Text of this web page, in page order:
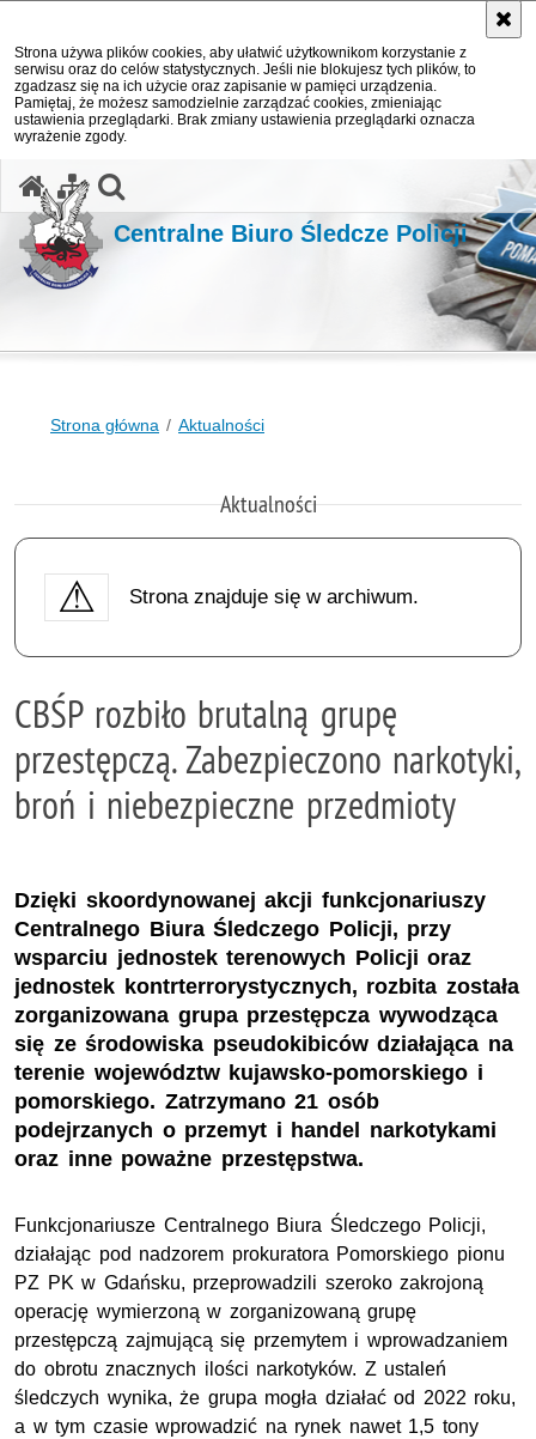
Strona używa plików cookies, aby ułatwić użytkownikom korzystanie z
serwisu oraz do celów statystycznych. Jeśli nie blokujesz tych plików, to
zgadzasz się na ich użycie oraz zapisanie w pamięci urządzenia.
Pamiętaj, że możesz samodzielnie zarządzać cookies, zmieniając
ustawienia przeglądarki. Brak zmiany ustawienia przeglądarki oznacza
wyrażenie zgody.
Centralne Biuro Śledcze Policji
Strona główna Aktualności
Aktualności
Strona znajduje się w archiwum.
CBŚP rozbiło brutalną grupę
przestępczą. Zabezpieczono narkotyki,
broń i niebezpieczne przedmioty
Dzięki skoordynowanej akcji funkcjonariuszy
Centralnego Biura Śledczego Policji, przy
wsparciu jednostek terenowych Policji oraz
jednostek kontrterrorystycznych, rozbita została
zorganizowana grupa przestępcza wywodząca
się ze środowiska pseudokibiców działająca na
terenie województw kujawsko-pomorskiego i
pomorskiego. Zatrzymano 21 osób
podejrzanych o przemyt i handel narkotykami
oraz inne poważne przestępstwa.
Funkcjonariusze Centralnego Biura Śledczego Policji,
działając pod nadzorem prokuratora Pomorskiego pionu
PZ PK w Gdańsku, przeprowadzili szeroko zakrojoną
operację wymierzoną w zorganizowaną grupę
przestępczą zajmującą się przemytem i wprowadzaniem
do obrotu znacznych ilości narkotyków. Z ustaleń
śledczych wynika, że grupa mogła działać od 2022 roku,
a w tym czasie wprowadzić na rynek nawet 1,5 tony